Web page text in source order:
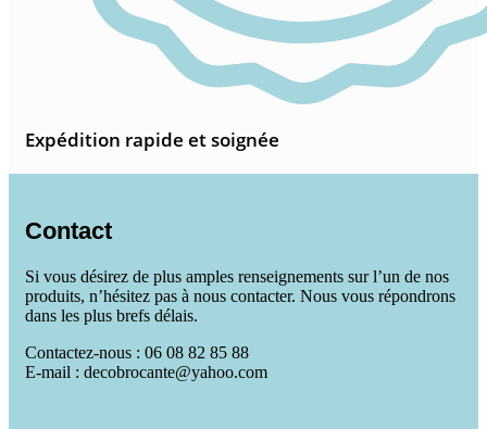
Expédition rapide et soignée
Contact
Si vous désirez de plus amples renseignements sur l’un de nos
produits, n’hésitez pas à nous contacter. Nous vous répondrons
dans les plus brefs délais.
Contactez-nous : 06 08 82 85 88
E-mail : decobrocante@yahoo.com